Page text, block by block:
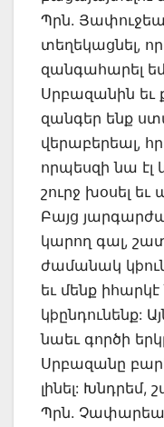
Պրն.
տեղեկացնել,
զանգահարել
Սրբազանին եւ
զանգեր ենք
վերաբերեալ,
որպեսզի նա էլ
շուրջ խօսել
Բայց
կարող գալ,
ժամանակ
եւ մենք
կþընդունենք:
նաեւ գործի
Սրբազանը
լինել: Խնդրեմ,
Պրն.